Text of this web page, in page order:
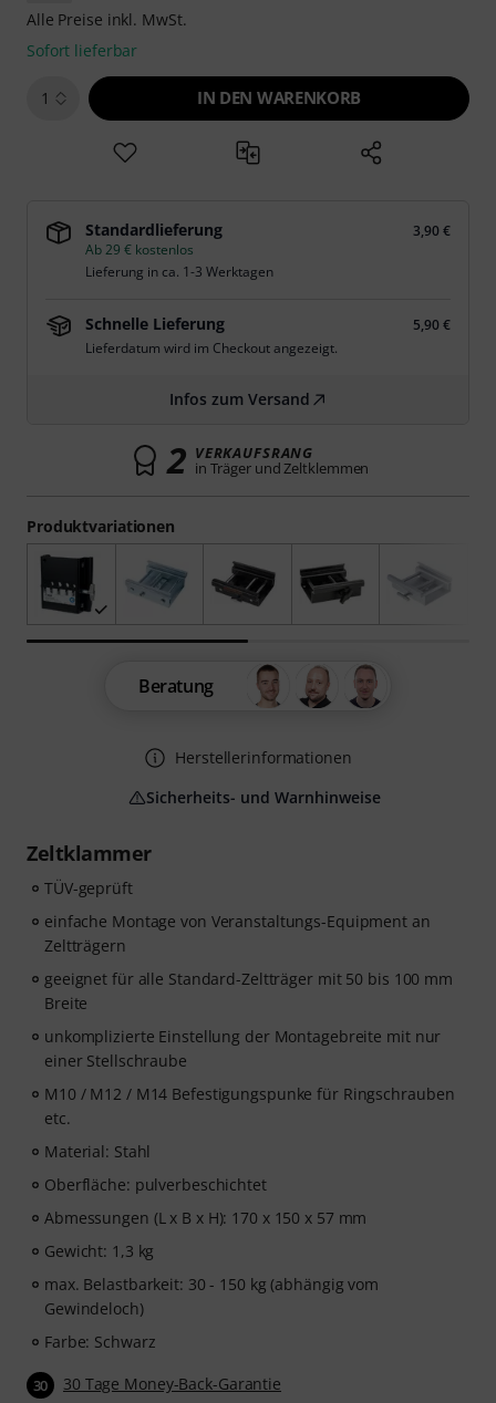
Zeltklammer
TÜV-geprüft
einfache Montage von Veranstaltungs-Equipment an
Zeltträgern
geeignet für alle Standard-Zeltträger mit 50 bis 100 mm
Breite
unkomplizierte Einstellung der Montagebreite mit nur
einer Stellschraube
M10 / M12 / M14 Befestigungspunke für Ringschrauben
etc.
Material: Stahl
Oberfläche: pulverbeschichtet
Abmessungen (L x B x H): 170 x 150 x 57 mm
Gewicht: 1,3 kg
max. Belastbarkeit: 30 - 150 kg (abhängig vom
Gewindeloch)
Farbe: Schwarz
30 30 Tage Money-Back-Garantie
Produktvariationen
Alle Preise inkl. MwSt.
Sofort lieferbar
1 IN DEN WARENKORB
Standardlieferung
3,90 €
Ab 29 € kostenlos
Lieferung in ca. 1-3 Werktagen
Schnelle Lieferung
5,90 €
Lieferdatum wird im Checkout angezeigt.
Infos zum Versand
2 VERKAUFSRANG
in Träger und Zeltklemmen
Beratung
Herstellerinformationen
Sicherheits- und Warnhinweise